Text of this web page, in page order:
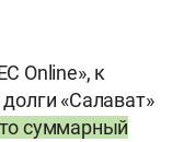
Online», к
«Салават»
суммарный